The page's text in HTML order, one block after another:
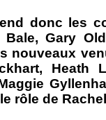
donc les
Gary
nouveaux
Heath
rôle de